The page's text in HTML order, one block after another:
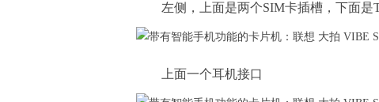
左侧，上面是两个SIM卡插槽，下面是
上面一个耳机接口